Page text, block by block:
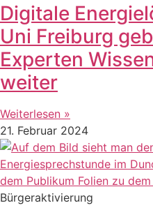
Digitale
Uni Freiburg
Experten
weiter
Weiterlesen »
21. Februar 2024
Bürgeraktivierung